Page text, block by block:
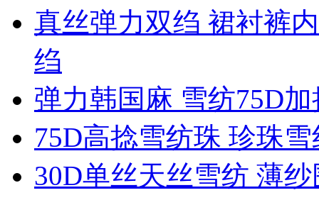
真丝弹力双绉 裙衬裤
绉
弹力韩国麻 雪纺75D
75D高捻雪纺珠 珍珠
30D单丝天丝雪纺 薄